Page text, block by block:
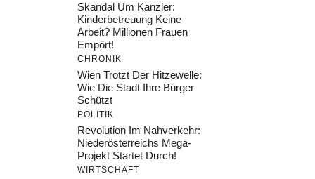
Skandal Um Kanzler:
Kinderbetreuung Keine
Arbeit? Millionen Frauen
Empört!
CHRONIK
Wien Trotzt Der Hitzewelle:
Wie Die Stadt Ihre Bürger
Schützt
POLITIK
Revolution Im Nahverkehr:
Niederösterreichs Mega-
Projekt Startet Durch!
WIRTSCHAFT